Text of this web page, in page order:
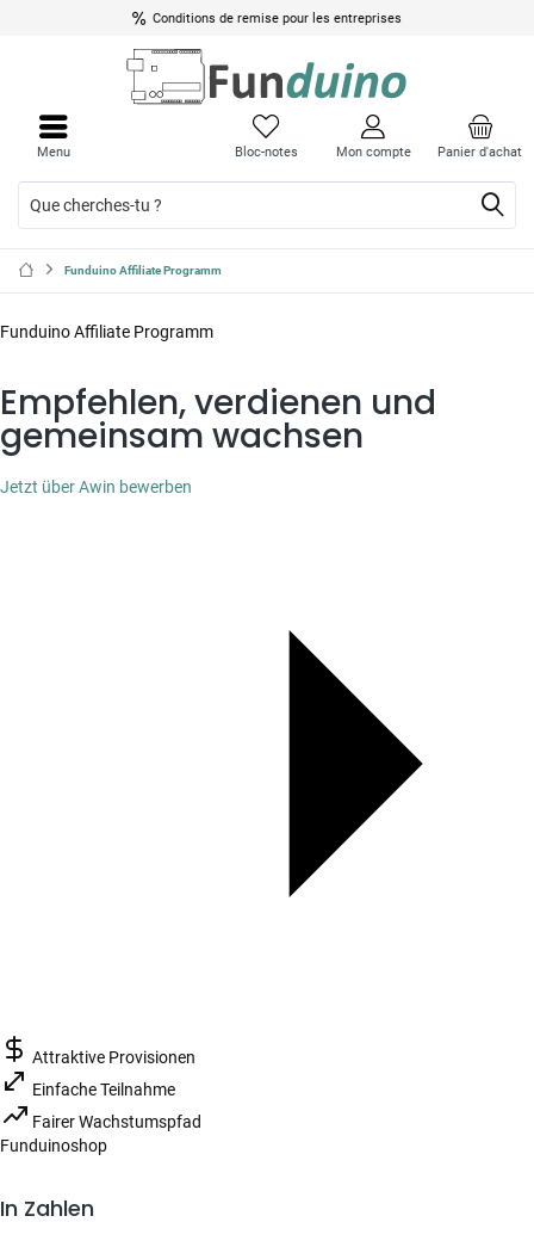
Jusqu'à 10% de réduction pour les élèves, les étudiants et les établissements
Panier d'achat
Bloc-notes Mon compte
Menu
Funduino Affiliate Programm
Funduino Affiliate Programm
Empfehlen,verdienen und
gemeinsam wachsen
Jetzt über Awin bewerben
Attraktive Provisionen
Einfache Teilnahme
Fairer Wachstumspfad
Funduinoshop
In Zahlen